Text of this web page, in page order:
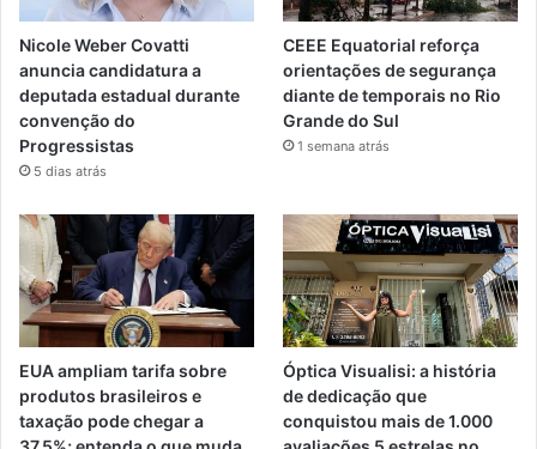
Nicole Weber Covatti
anuncia candidatura a
deputada estadual durante
convenção do
Progressistas
5 dias atrás
CEEE Equatorial reforça
orientações de segurança
diante de temporais no Rio
Grande do Sul
1 semana atrás
EUA ampliam tarifa sobre
produtos brasileiros e
taxação pode chegar a
Óptica Visualisi: a história
de dedicação que
conquistou mais de 1.000